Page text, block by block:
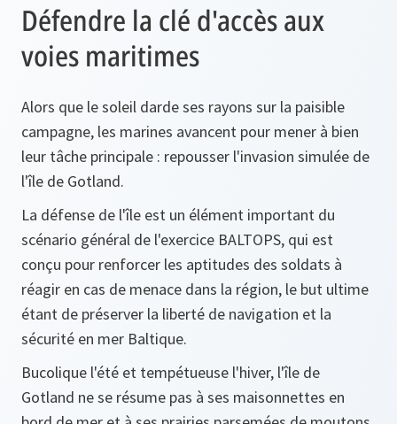
Défendre la clé d'accès aux
voies maritimes
Alors que le soleil darde ses rayons sur la paisible
campagne, les marines avancent pour mener à bien
leur tâche principale : repousser l'invasion simulée de
l'île de Gotland.
La défense de l'île est un élément important du
scénario général de l'exercice BALTOPS, qui est
conçu pour renforcer les aptitudes des soldats à
réagir en cas de menace dans la région, le but ultime
étant de préserver la liberté de navigation et la
sécurité en mer Baltique.
Bucolique l'été et tempétueuse l'hiver, l'île de
Gotland ne se résume pas à ses maisonnettes en